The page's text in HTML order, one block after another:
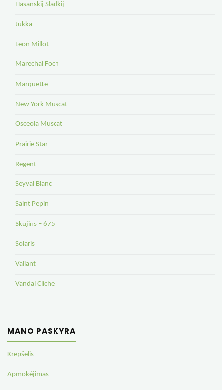
Hasanskij Sladkij
Jukka
Leon Millot
Marechal Foch
Marquette
New York Muscat
Osceola Muscat
Prairie Star
Regent
Seyval Blanc
Saint Pepin
Skujins – 675
Solaris
Valiant
Vandal Cliche
MANO PASKYRA
Krepšelis
Apmokėjimas